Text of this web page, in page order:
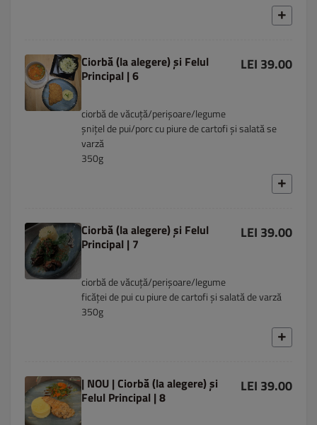
Ciorbă (la alegere) și Felul
Principal | 6
LEI 39.00
ciorbă de văcuță/perișoare/legume
șnițel de pui/porc cu piure de cartofi și salată se
varză
350g
Ciorbă (la alegere) și Felul
Principal | 7
LEI 39.00
ciorbă de văcuță/perișoare/legume
ficăței de pui cu piure de cartofi și salată de varză
350g
| NOU | Ciorbă (la alegere) și
Felul Principal | 8
LEI 39.00